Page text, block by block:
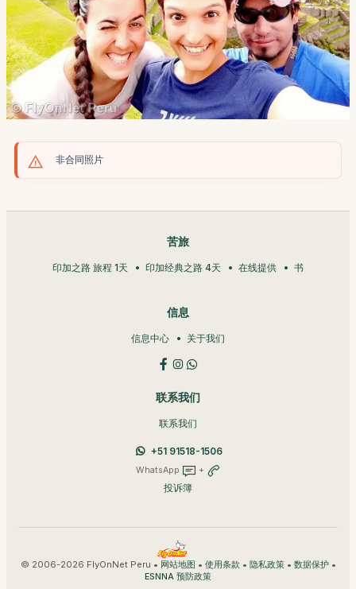
非合同照片
苦旅
印加之路 旅程 1天 印加经典之路 4天 在线提供 书
信息
信息中心 关于我们
联系我们
联系我们
+51 91518-1506
WhatsApp +
投诉簿
© 2006-2026 FlyOnNet Peru • 网站地图 • 使用条款 • 隐私政策• 数据保护•
ESNNA 预防政策